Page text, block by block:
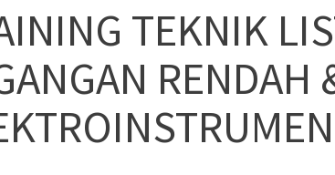
TEKNIK
RENDAH